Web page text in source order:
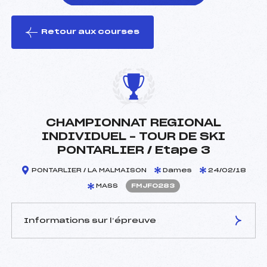
le ski
Retour aux courses
CHAMPIONNAT REGIONAL
INDIVIDUEL – TOUR DE SKI
PONTARLIER / Etape 3
PONTARLIER / LA MALMAISON Dames 24/02/18
MASS FMJF0283
Informations sur l’épreuve